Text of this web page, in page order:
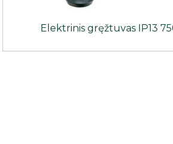
Elektrinis gręžtuvas IP13